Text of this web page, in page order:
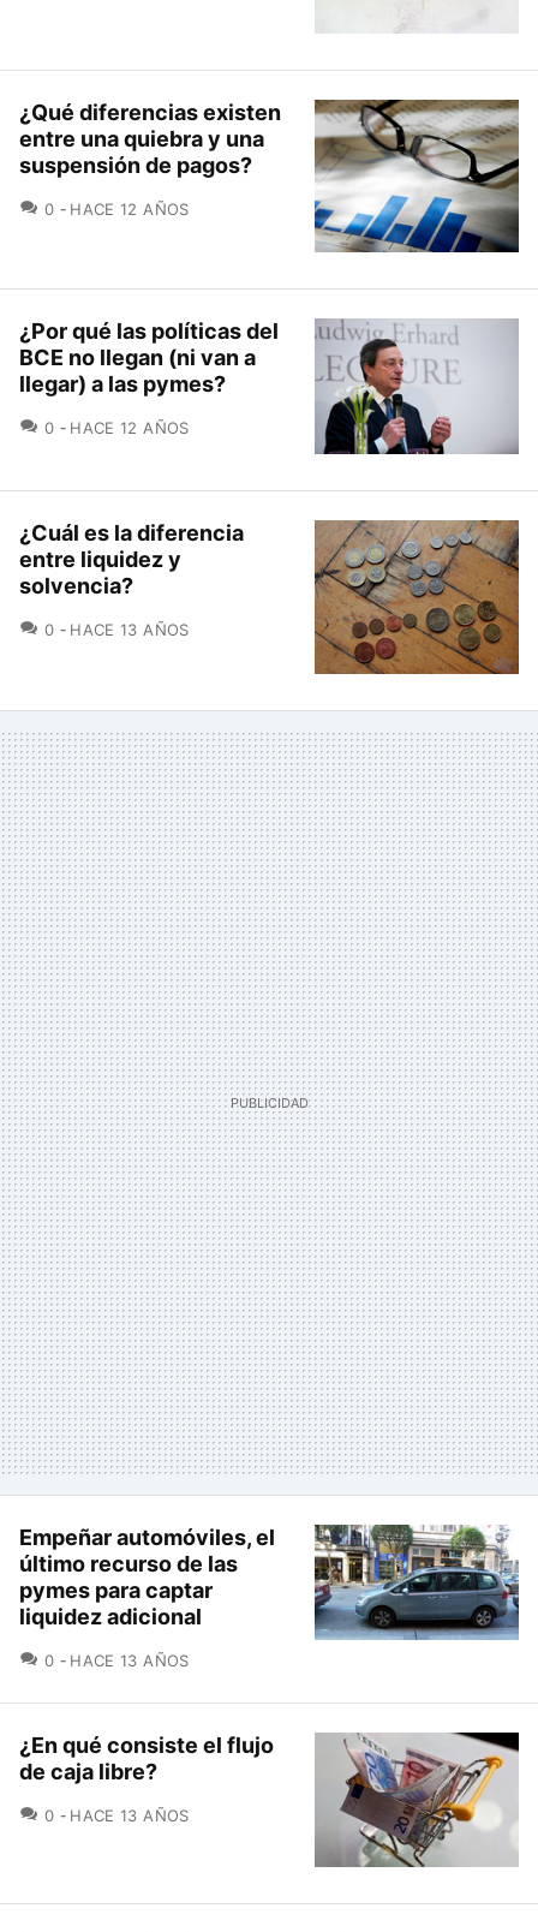
¿Qué diferencias existen
entre una quiebra y una
suspensión de pagos?
0 COMENTARIOS
HACE 12 AÑOS
¿Por qué las políticas del
BCE no llegan (ni van a
llegar) a las pymes?
0 COMENTARIOS
HACE 12 AÑOS
¿Cuál es la diferencia
entre liquidez y
solvencia?
0 COMENTARIOS
HACE 13 AÑOS
Empeñar automóviles, el
último recurso de las
pymes para captar
liquidez adicional
0 COMENTARIOS
HACE 13 AÑOS
¿En qué consiste el flujo
de caja libre?
0 COMENTARIOS
HACE 13 AÑOS